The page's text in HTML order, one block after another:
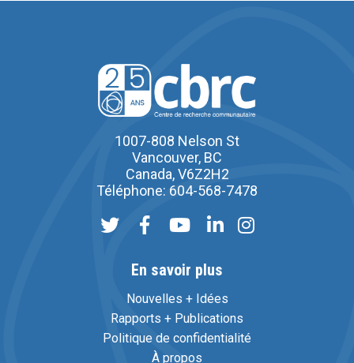
1007-808 Nelson St
Vancouver, BC
Canada, V6Z2H2
Téléphone: 604-568-7478
En savoir plus
Nouvelles + Idées
Rapports + Publications
Politique de confidentialité
À propos